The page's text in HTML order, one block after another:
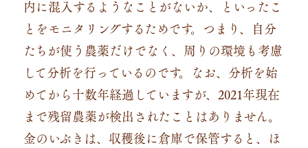
内に混入するようなことがないか、といったこ
とをモニタリングするためです。つまり、自分
たちが使う農薬だけでなく、周りの環境も考慮
して分析を行っているのです。なお、分析を始
めてから十数年経過していますが、2021年現在
まで残留農薬が検出されたことはありません。
金のいぶきは、収穫後に倉庫で保管すると、ほ